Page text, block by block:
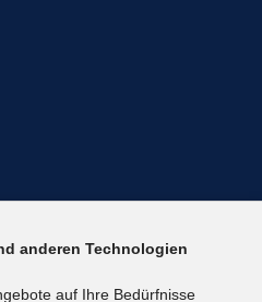
anderen Technologien
auf Ihre Bedürfnisse